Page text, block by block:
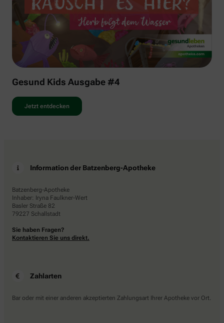
Gesund Kids Ausgabe #4
Jetzt entdecken
Information der Batzenberg-Apotheke
Batzenberg-Apotheke
Inhaber: Iryna Faulkner-Wert
Basler Straße 82
79227 Schallstadt
Sie haben Fragen?
Kontaktieren Sie uns direkt.
Zahlarten
Bar oder mit einer anderen akzeptierten Zahlungsart Ihrer Apotheke vor Ort.